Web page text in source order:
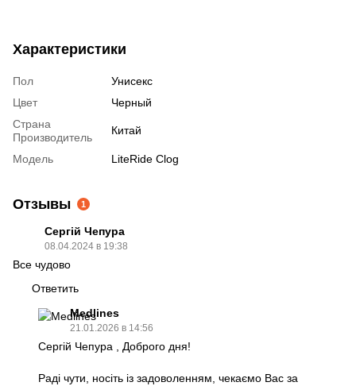
Характеристики
Пол
Унисекс
Цвет
Черный
Страна
Производитель
Китай
Модель LiteRide Clog
Отзывы 1
Сергій Чепура
08.04.2024 в 19:38
Все чудово
Ответить
Medlines
21.01.2026 в 14:56
Сергій Чепура , Доброго дня!
Раді чути, носіть із задоволенням, чекаємо Вас за